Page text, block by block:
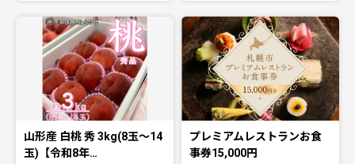
山形産 白桃 秀 3kg(8玉～14
玉)【令和8年…
プレミアムレストランお食
事券15,000円